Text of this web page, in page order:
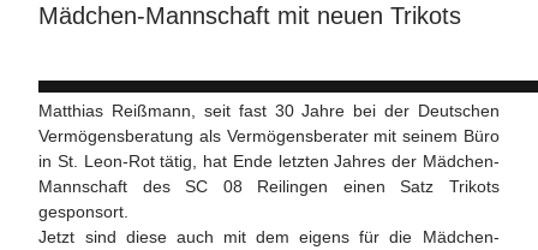
Mädchen-Mannschaft mit neuen Trikots
Matthias Reißmann, seit fast 30 Jahre bei der Deutschen
Vermögensberatung als Vermögensberater mit seinem Büro
in St. Leon-Rot tätig, hat Ende letzten Jahres der Mädchen-
Mannschaft des SC 08 Reilingen einen Satz Trikots
gesponsort.
Jetzt sind diese auch mit dem eigens für die Mädchen-